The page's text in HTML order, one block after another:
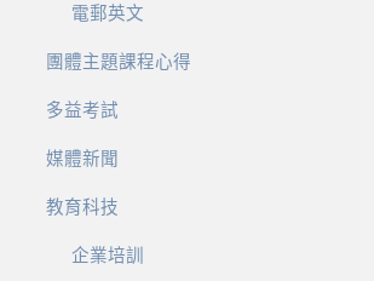
電郵英文
團體主題課程心得
多益考試
媒體新聞
教育科技
企業培訓